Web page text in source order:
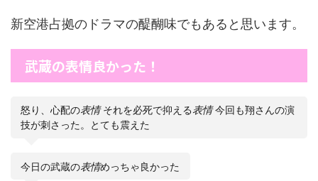
新空港占拠のドラマの醍醐味でもあると思います。
武蔵の表情良かった！
怒り、心配の表情それを必死で抑える表情今回も翔さんの演
技が刺さった。とても震えた
今日の武蔵の表情めっちゃ良かった